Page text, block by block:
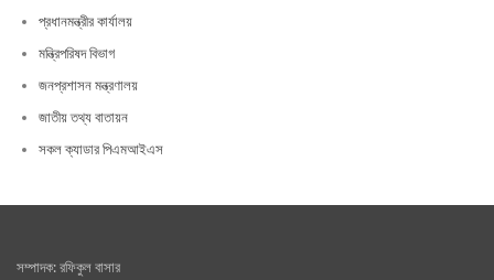
প্রধানমন্ত্রীর কার্যালয়
মন্ত্রিপরিষদ বিভাগ
জনপ্রশাসন মন্ত্রণালয়
জাতীয় তথ্য বাতায়ন
সকল ক্যাডার পিএমআইএস
সম্পাদক: রফিকুল বাসার